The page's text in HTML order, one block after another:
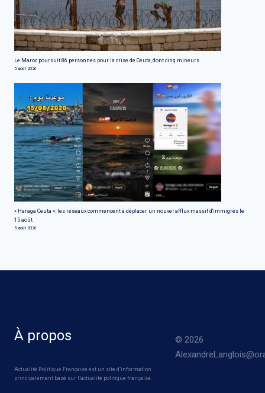
Le Maroc poursuit 86 personnes pour la crise de Ceuta, dont cinq mineurs
5 août 2026
« Haraga Ceuta »: les réseaux commencent à déplacer un nouvel afflux massif d'immigrés le
15 août
5 août 2026
À propos
Actualité Politique Française est un site d’information
principalement basé sur l’actualité politique française.
© 2026